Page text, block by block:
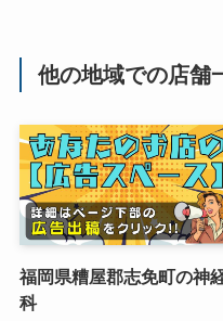
他の地域での店舗
福岡県糟屋郡志免町の神
科